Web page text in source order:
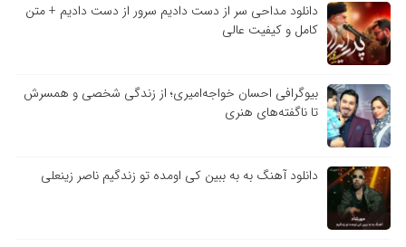
دانلود مداحی سر از دست دادیم سرور از دست دادیم + متن
کامل و کیفیت عالی
بیوگرافی احسان خواجه‌امیری؛ از زندگی شخصی و همسرش
تا ناگفته‌های هنری
دانلود آهنگ به به ببین کی اومده تو زندگیم ناصر زینعلی